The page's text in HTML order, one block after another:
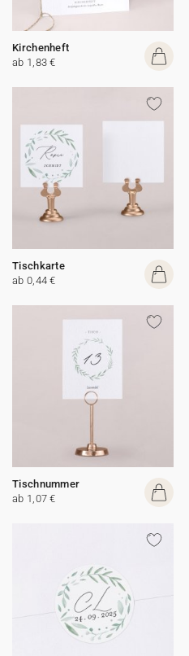
Kirchenheft
ab 1,83 €
Tischkarte
ab 0,44 €
Tischnummer
ab 1,07 €